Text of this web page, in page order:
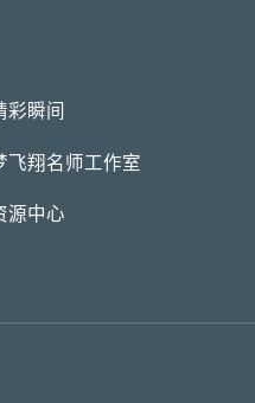
彩瞬间
飞翔名师工作室
源中心